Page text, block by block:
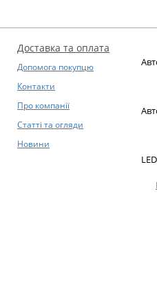
Доставка та оплата
Допомога покупцю
Контакти
Про компанії
Статті та огляди
Новини